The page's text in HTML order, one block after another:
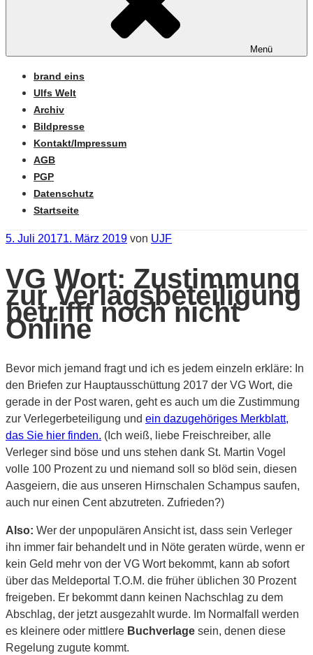
Menü
brand eins
Ulfs Welt
Archiv
Bildpresse
Kontakt/Impressum
AGB
PGP
Datenschutz
Startseite
Veröffentlicht
5. Juli 20171. März 2019 von UJF
VG Wort: Zustimmung
zur Verlagsbeteiligung
betrifft noch nicht
Online
Bevor mich jemand fragt und ich es jedem einzeln erkläre: In
den Briefen zur Hauptausschüttung 2017 der VG Wort, die
gerade in der Post waren, geht es auch um die Zustimmung
zur Verlegerbeteiligung und ein dazugehöriges Merkblatt,
das Sie hier finden. (Ich weiß, liebe Freischreiber, alle
Verleger sind böse und uns stehen dank St. Martin Vogel
volle 100 Prozent zu und niemand soll so blöd sein, diesen
Aasgeiern, die aus unseren Hirnschalen Schampus saufen,
auch nur einen Cent abzutreten. Zufrieden?)
Also: Wer der unpopulären Ansicht ist, dass sein Verleger
ihn immer fair behandelt und in Nöte geraten würde, wenn er
kein Geld mehr von der VG Wort bekommt, kann ab sofort
über das Meldeportal T.O.M. die früher üblichen 30 Prozent
freigeben. Er bekommt dann keinen Nachschlag zu dem
Abschlag, der jetzt ausgezahlt wurde. Im Normalfall werden
es kleinere oder mittlere Buchverlage sein, denen diese
Regelung zugute kommt.